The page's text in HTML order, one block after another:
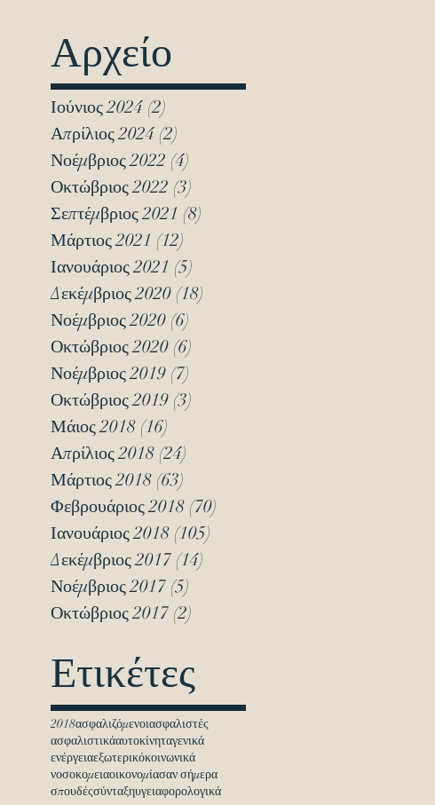
Αρχείο
Ιούνιος 2024 (2)
Απρίλιος 2024 (2)
Νοέμβριος 2022 (4)
Οκτώβριος 2022 (3)
Σεπτέμβριος 2021 (8)
Μάρτιος 2021 (12)
Ιανουάριος 2021 (5)
Δεκέμβριος 2020 (18)
Νοέμβριος 2020 (6)
Οκτώβριος 2020 (6)
Νοέμβριος 2019 (7)
Οκτώβριος 2019 (3)
Μάιος 2018 (16)
Απρίλιος 2018 (24)
Μάρτιος 2018 (63)
Φεβρουάριος 2018 (70)
Ιανουάριος 2018 (105)
Δεκέμβριος 2017 (14)
Νοέμβριος 2017 (5)
Οκτώβριος 2017 (2)
Ετικέτες
2018ασφαλιζόμενοιασφαλιστές
ασφαλιστικάαυτοκίνηταγενικά
ενέργειαεξωτερικόκοινωνικά
νοσοκομειαοικονομίασαν σήμερα
σπουδέςσύνταξηυγειαφορολογικά